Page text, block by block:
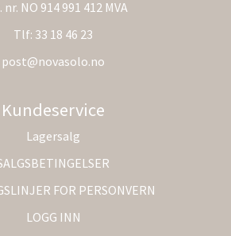
nr. NO 914 991 412 MVA
Tlf: 33 18 46 23
post@novasolo.no
Kundeservice
Lagersalg
FOR PERSONVERN
LOGG INN